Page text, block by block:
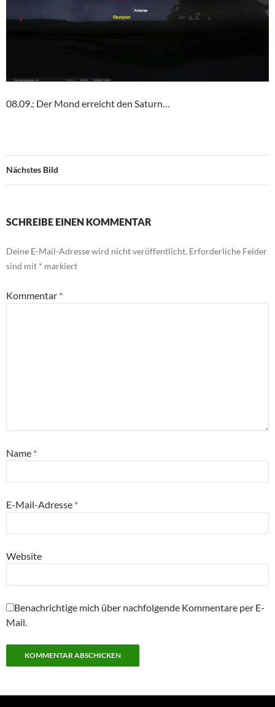
08.09.: Der Mond erreicht den Saturn…
Nächstes Bild
SCHREIBE EINEN KOMMENTAR
Deine E-Mail-Adresse wird nicht veröffentlicht. Erforderliche Felder
sind mit * markiert
Kommentar *
Name *
E-Mail-Adresse *
Website
Benachrichtige mich über nachfolgende Kommentare per E-
Mail.